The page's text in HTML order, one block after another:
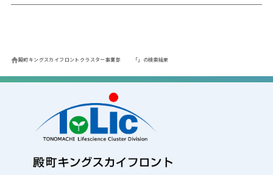
殿町キングスカイフロントクラスター事業部 「」の検索結果